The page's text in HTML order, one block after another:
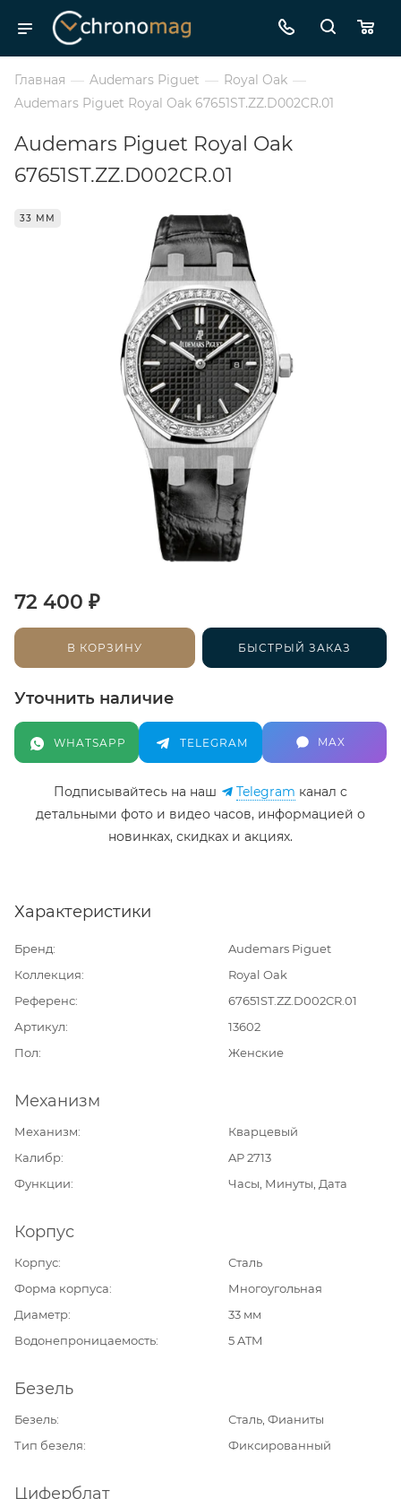
Главная — Audemars Piguet — Royal Oak —
Audemars Piguet Royal Oak 67651ST.ZZ.D002CR.01
Audemars Piguet Royal Oak
67651ST.ZZ.D002CR.01
33 ММ
72 400 ₽
В КОРЗИНУ БЫСТРЫЙ ЗАКАЗ
Уточнить наличие
WHATSAPP TELEGRAM MAX
Подписывайтесь на наш Telegram канал c
детальными фото и видео часов, информацией о
новинках, скидках и акциях.
Характеристики
Бренд
Audemars Piguet
Коллекция
Royal Oak
Референс
67651ST.ZZ.D002CR.01
Артикул
13602
Пол
Женские
Механизм
Механизм
Кварцевый
Калибр
AP 2713
Функции
Часы, Минуты, Дата
Корпус
Корпус
Сталь
Форма корпуса
Многоугольная
Диаметр
33 мм
Водонепроницаемость
5 ATM
Безель
Безель
Сталь, Фианиты
Тип безеля
Фиксированный
Циферблат